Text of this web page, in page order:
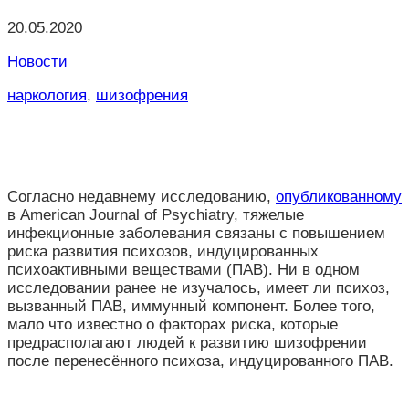
20.05.2020
Новости
наркология, шизофрения
Согласно недавнему исследованию, опубликованному
в American Journal of Psychiatry, тяжелые
инфекционные заболевания связаны с повышением
риска развития психозов, индуцированных
психоактивными веществами (ПАВ). Ни в одном
исследовании ранее не изучалось, имеет ли психоз,
вызванный ПАВ, иммунный компонент. Более того,
мало что известно о факторах риска, которые
предрасполагают людей к развитию шизофрении
после перенесённого психоза, индуцированного ПАВ.